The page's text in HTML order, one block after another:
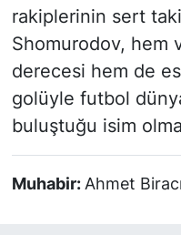
rakiplerinin sert
Shomurodov, hem
derecesi hem de
golüyle futbol
buluştuğu isim
Muhabir: Ahmet Biracı